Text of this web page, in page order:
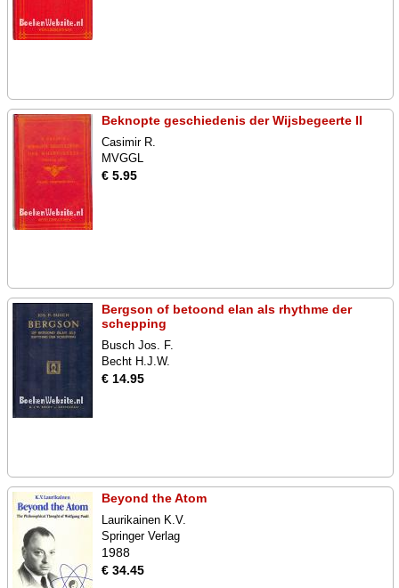
Beknopte geschiedenis der Wijsbegeerte II
Casimir R.
MVGGL
€ 5.95
Bergson of betoond elan als rhythme der
schepping
Busch Jos. F.
Becht H.J.W.
€ 14.95
Beyond the Atom
Laurikainen K.V.
Springer Verlag
1988
€ 34.45